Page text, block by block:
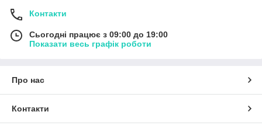
Контакти
Сьогодні працює з 09:00 до 19:00
Показати весь графік роботи
Про нас
Контакти